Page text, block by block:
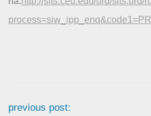
previous post: